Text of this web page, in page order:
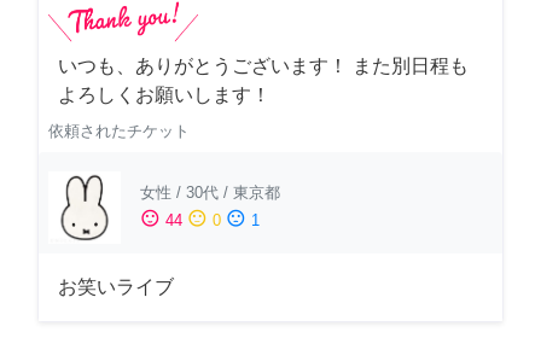
いつも、ありがとうございます！ また別日程も
よろしくお願いします！
依頼されたチケット
女性 / 30代 / 東京都
sentiment_satisfied 44 sentiment_neutral 0 sentiment_dissatisfied 1
お笑いライブ